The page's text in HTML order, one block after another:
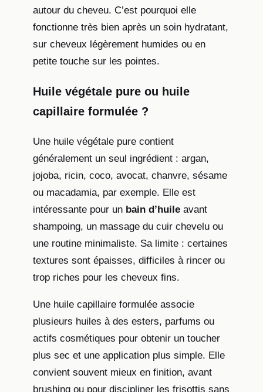
autour du cheveu. C’est pourquoi elle
fonctionne très bien après un soin hydratant,
sur cheveux légèrement humides ou en
petite touche sur les pointes.
Huile végétale pure ou huile
capillaire formulée ?
Une huile végétale pure contient
généralement un seul ingrédient : argan,
jojoba, ricin, coco, avocat, chanvre, sésame
ou macadamia, par exemple. Elle est
intéressante pour un bain d’huile avant
shampoing, un massage du cuir chevelu ou
une routine minimaliste. Sa limite : certaines
textures sont épaisses, difficiles à rincer ou
trop riches pour les cheveux fins.
Une huile capillaire formulée associe
plusieurs huiles à des esters, parfums ou
actifs cosmétiques pour obtenir un toucher
plus sec et une application plus simple. Elle
convient souvent mieux en finition, avant
brushing ou pour discipliner les frisottis sans